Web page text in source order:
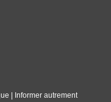
| Informer autrement